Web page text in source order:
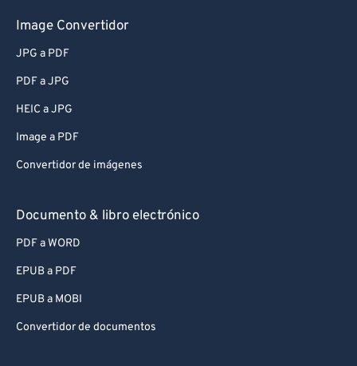
Image Convertidor
JPG a PDF
PDF a JPG
HEIC a JPG
Image a PDF
Convertidor de imágenes
Documento & libro electrónico
PDF a WORD
EPUB a PDF
EPUB a MOBI
Convertidor de documentos